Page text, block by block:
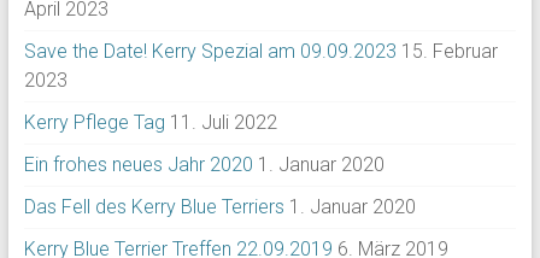
April 2023
Save the Date! Kerry Spezial am 09.09.2023 15. Februar
2023
Kerry Pflege Tag 11. Juli 2022
Ein frohes neues Jahr 2020 1. Januar 2020
Das Fell des Kerry Blue Terriers 1. Januar 2020
Kerry Blue Terrier Treffen 22.09.2019 6. März 2019